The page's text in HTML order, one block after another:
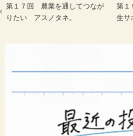
第１７回 農業を通してつなが
りたい アスノタネ。
第
生サ